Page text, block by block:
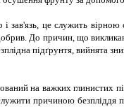
зав'язь, це служить
До причин, що
підґрунтя, вийнята
на важких глинистих
причиною безпліддя